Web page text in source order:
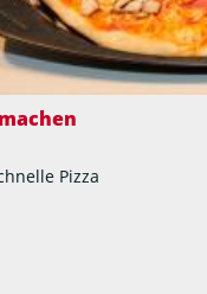
Pizza